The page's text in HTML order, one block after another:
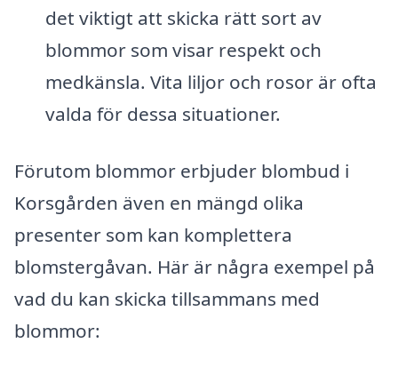
det viktigt att skicka rätt sort av
blommor som visar respekt och
medkänsla. Vita liljor och rosor är ofta
valda för dessa situationer.
Förutom blommor erbjuder blombud i
Korsgården även en mängd olika
presenter som kan komplettera
blomstergåvan. Här är några exempel på
vad du kan skicka tillsammans med
blommor: